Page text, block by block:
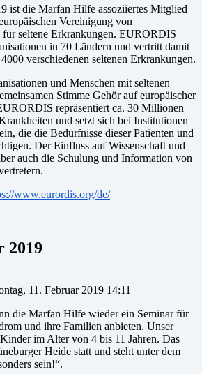
ist die Marfan Hilfe assoziiertes Mitglied
Vereinigung von
für seltene Erkrankungen. EURORDIS
in 70 Ländern und vertritt damit
verschiedenen seltenen Erkrankungen.
und Menschen mit seltenen
Stimme Gehör auf europäischer
repräsentiert ca. 30 Millionen
und setzt sich bei Institutionen
die die Bedürfnisse dieser Patienten und
Der Einfluss auf Wissenschaft und
auch die Schulung und Information von
www.eurordis.org/de/
2019
11. Februar 2019 14:11
die Marfan Hilfe wieder ein Seminar für
und ihre Familien anbieten. Unser
im Alter von 4 bis 11 Jahren. Das
Heide statt und steht unter dem
sein!“.